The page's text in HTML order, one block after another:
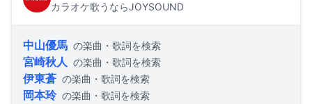
カラオケ歌うならJOYSOUND
中山優馬 の楽曲・歌詞を検索
宮崎秋人 の楽曲・歌詞を検索
伊東蒼 の楽曲・歌詞を検索
岡本玲 の楽曲・歌詞を検索